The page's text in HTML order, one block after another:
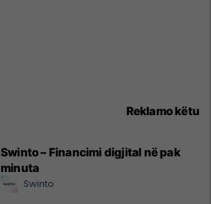
Reklamo këtu
Swinto – Financimi digjital në pak
minuta
Swinto